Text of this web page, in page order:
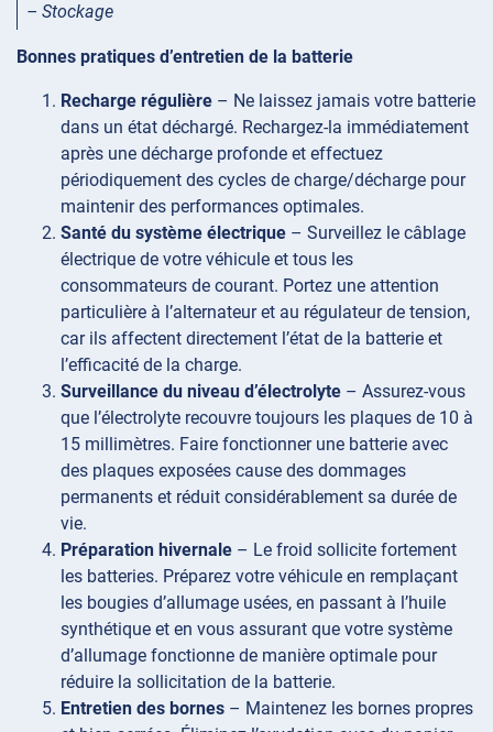
– Stockage
Bonnes pratiques d’entretien de la batterie
Recharge régulière – Ne laissez jamais votre batterie
dans un état déchargé. Rechargez-la immédiatement
après une décharge profonde et effectuez
périodiquement des cycles de charge/décharge pour
maintenir des performances optimales.
Santé du système électrique – Surveillez le câblage
électrique de votre véhicule et tous les
consommateurs de courant. Portez une attention
particulière à l’alternateur et au régulateur de tension,
car ils affectent directement l’état de la batterie et
l’efficacité de la charge.
Surveillance du niveau d’électrolyte – Assurez-vous
que l’électrolyte recouvre toujours les plaques de 10 à
15 millimètres. Faire fonctionner une batterie avec
des plaques exposées cause des dommages
permanents et réduit considérablement sa durée de
vie.
Préparation hivernale – Le froid sollicite fortement
les batteries. Préparez votre véhicule en remplaçant
les bougies d’allumage usées, en passant à l’huile
synthétique et en vous assurant que votre système
d’allumage fonctionne de manière optimale pour
réduire la sollicitation de la batterie.
Entretien des bornes – Maintenez les bornes propres